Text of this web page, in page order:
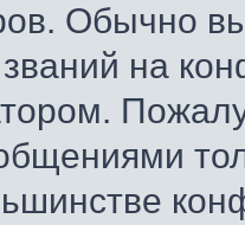
Обычно
на